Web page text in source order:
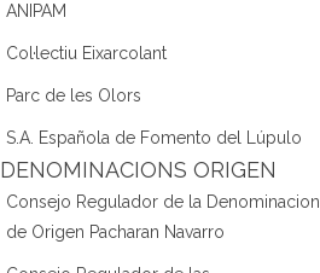
ANIPAM
Col·lectiu Eixarcolant
Parc de les Olors
S.A. Española de Fomento del Lúpulo
DENOMINACIONS ORIGEN
Consejo Regulador de la Denominacion
de Origen Pacharan Navarro